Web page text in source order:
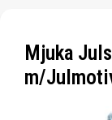
Mjuka
m/